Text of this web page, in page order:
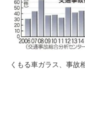
くもる車ガラス、事故